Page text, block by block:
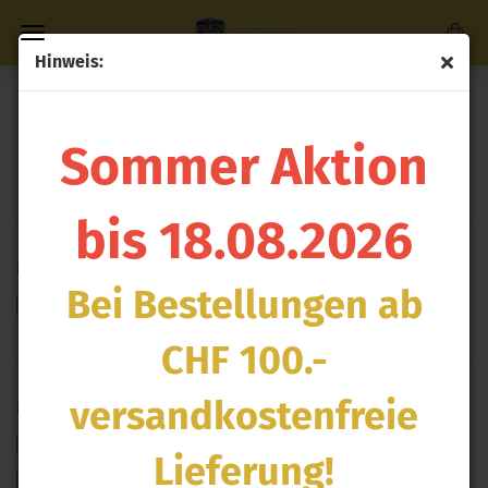
zum
Hinweis:
Sommer Aktion
bis 18.08.2026
Bei Bestellungen ab
CHF 100.-
versandkostenfreie
Lieferung!
2.5 TFSI
BAUGRUPPE
BAUGRUPPE